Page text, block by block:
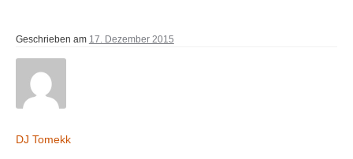
Geschrieben am 17. Dezember 2015
DJ Tomekk